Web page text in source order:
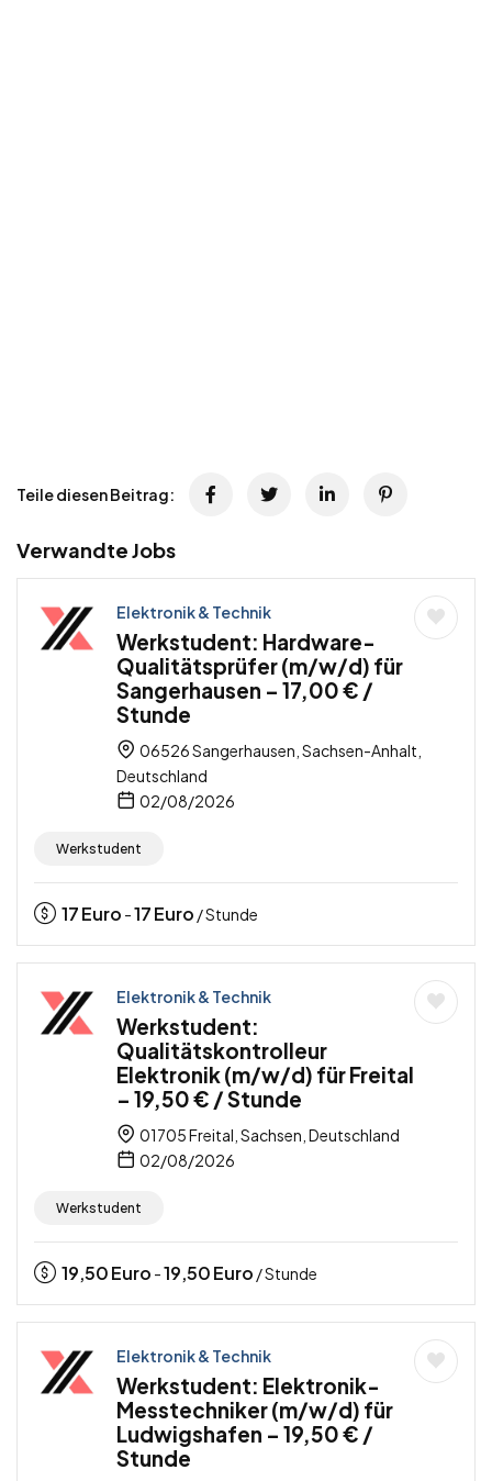
Teile diesen Beitrag:
Verwandte Jobs
Elektronik & Technik
Werkstudent: Hardware-
Qualitätsprüfer (m/w/d) für
Sangerhausen – 17,00 € /
Stunde
06526 Sangerhausen, Sachsen-Anhalt,
Deutschland
02/08/2026
Werkstudent
17Euro -17Euro / Stunde
Elektronik & Technik
Werkstudent:
Qualitätskontrolleur
Elektronik (m/w/d) für Freital
– 19,50 € / Stunde
01705 Freital, Sachsen, Deutschland
02/08/2026
Werkstudent
19,50Euro -19,50Euro / Stunde
Elektronik & Technik
Werkstudent: Elektronik-
Messtechniker (m/w/d) für
Ludwigshafen – 19,50 € /
Stunde